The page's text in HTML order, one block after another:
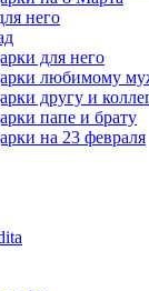
него
для него
любимому
другу и
папе и брату
на 23 февраля